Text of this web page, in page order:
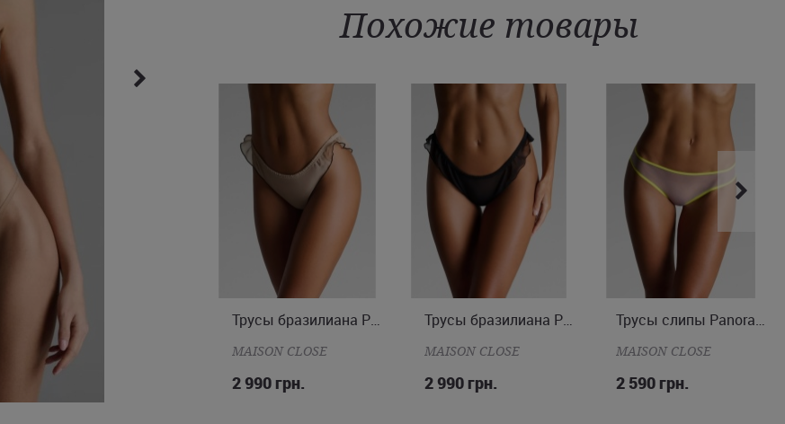
образу сексуальности, но без вульгарности.
Микростринги Мейсон Клоз выбирают женщины, которые ценят лаконичную роскошь и
ощущение собственной привлекательности. Если вы давно искали белье, в котором легко
Одессу и другие города Украины.
Похожие товары
MAISON CLOSE
M Трусы бразилиана Parisienne
MAISON CLOSE
2 990 грн.
S Трусы слипы Panorama
MAISON CLOSE
2 590 грн.
ONE SIZE
Трусы открытые
MAISON CLOSE
2 590 грн.